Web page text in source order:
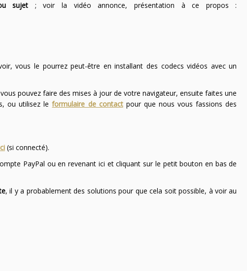
sujet ; voir la vidéo annonce, présentation à ce propos :
vous le pourrez peut-être en installant des codecs vidéos avec un
pouvez faire des mises à jour de votre navigateur, ensuite faites une
ou utilisez leformulaire de contactpour que nous vous fassions des
(si connecté).
PayPal ou en revenant ici et cliquant sur le petit bouton en bas de
, il y a probablement des solutions pour que cela soit possible, à voir au